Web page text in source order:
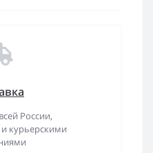
России,
курьерскими